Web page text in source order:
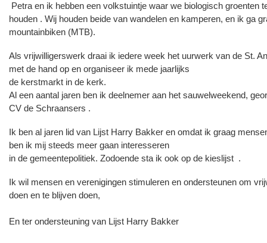
Petra en ik hebben een volkstuintje waar we biologisch groenten
houden . Wij houden beide van wandelen en kamperen, en ik ga
mountainbiken (MTB).
Als vrijwilligerswerk draai ik iedere week het uurwerk van de St.
met de hand op en organiseer ik mede jaarlijks
de kerstmarkt in de kerk.
Al een aantal jaren ben ik deelnemer aan het sauwelweekend,
CV de Schraansers .
Ik ben al jaren lid van Lijst Harry Bakker en omdat ik graag
ben ik mij steeds meer gaan interesseren
in de gemeentepolitiek. Zodoende sta ik ook op de kieslijst .
Ik wil mensen en verenigingen stimuleren en ondersteunen om
doen en te blijven doen,
En ter ondersteuning van Lijst Harry Bakker